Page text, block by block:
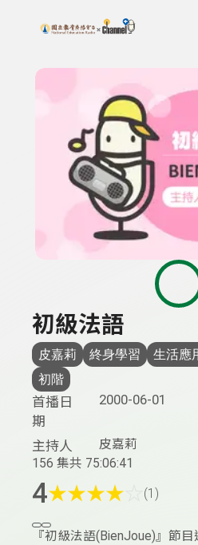
上方功能區塊
搜尋關鍵字：可輸入節目名稱
初級法語
皮嘉莉 終身學習 生活應
初階
首播日
期
2000-06-01
主持人
皮嘉莉
156 集共 75:06:41
4★★★★ (1)
『初級法語(BienJoue)』節